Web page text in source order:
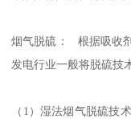
烟气脱硫： 根据吸收
发电行业一般将脱硫技
（1）湿法烟气脱硫技